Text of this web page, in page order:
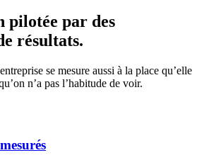
pilotée par des
résultats.
se mesure aussi à la place qu’elle
n’a pas l’habitude de voir.